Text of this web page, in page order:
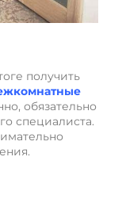
получить
обязательно
специалиста.